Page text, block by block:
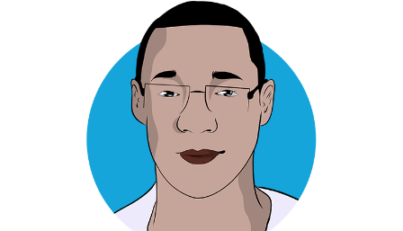
daniel.lindote@logicpulse.com